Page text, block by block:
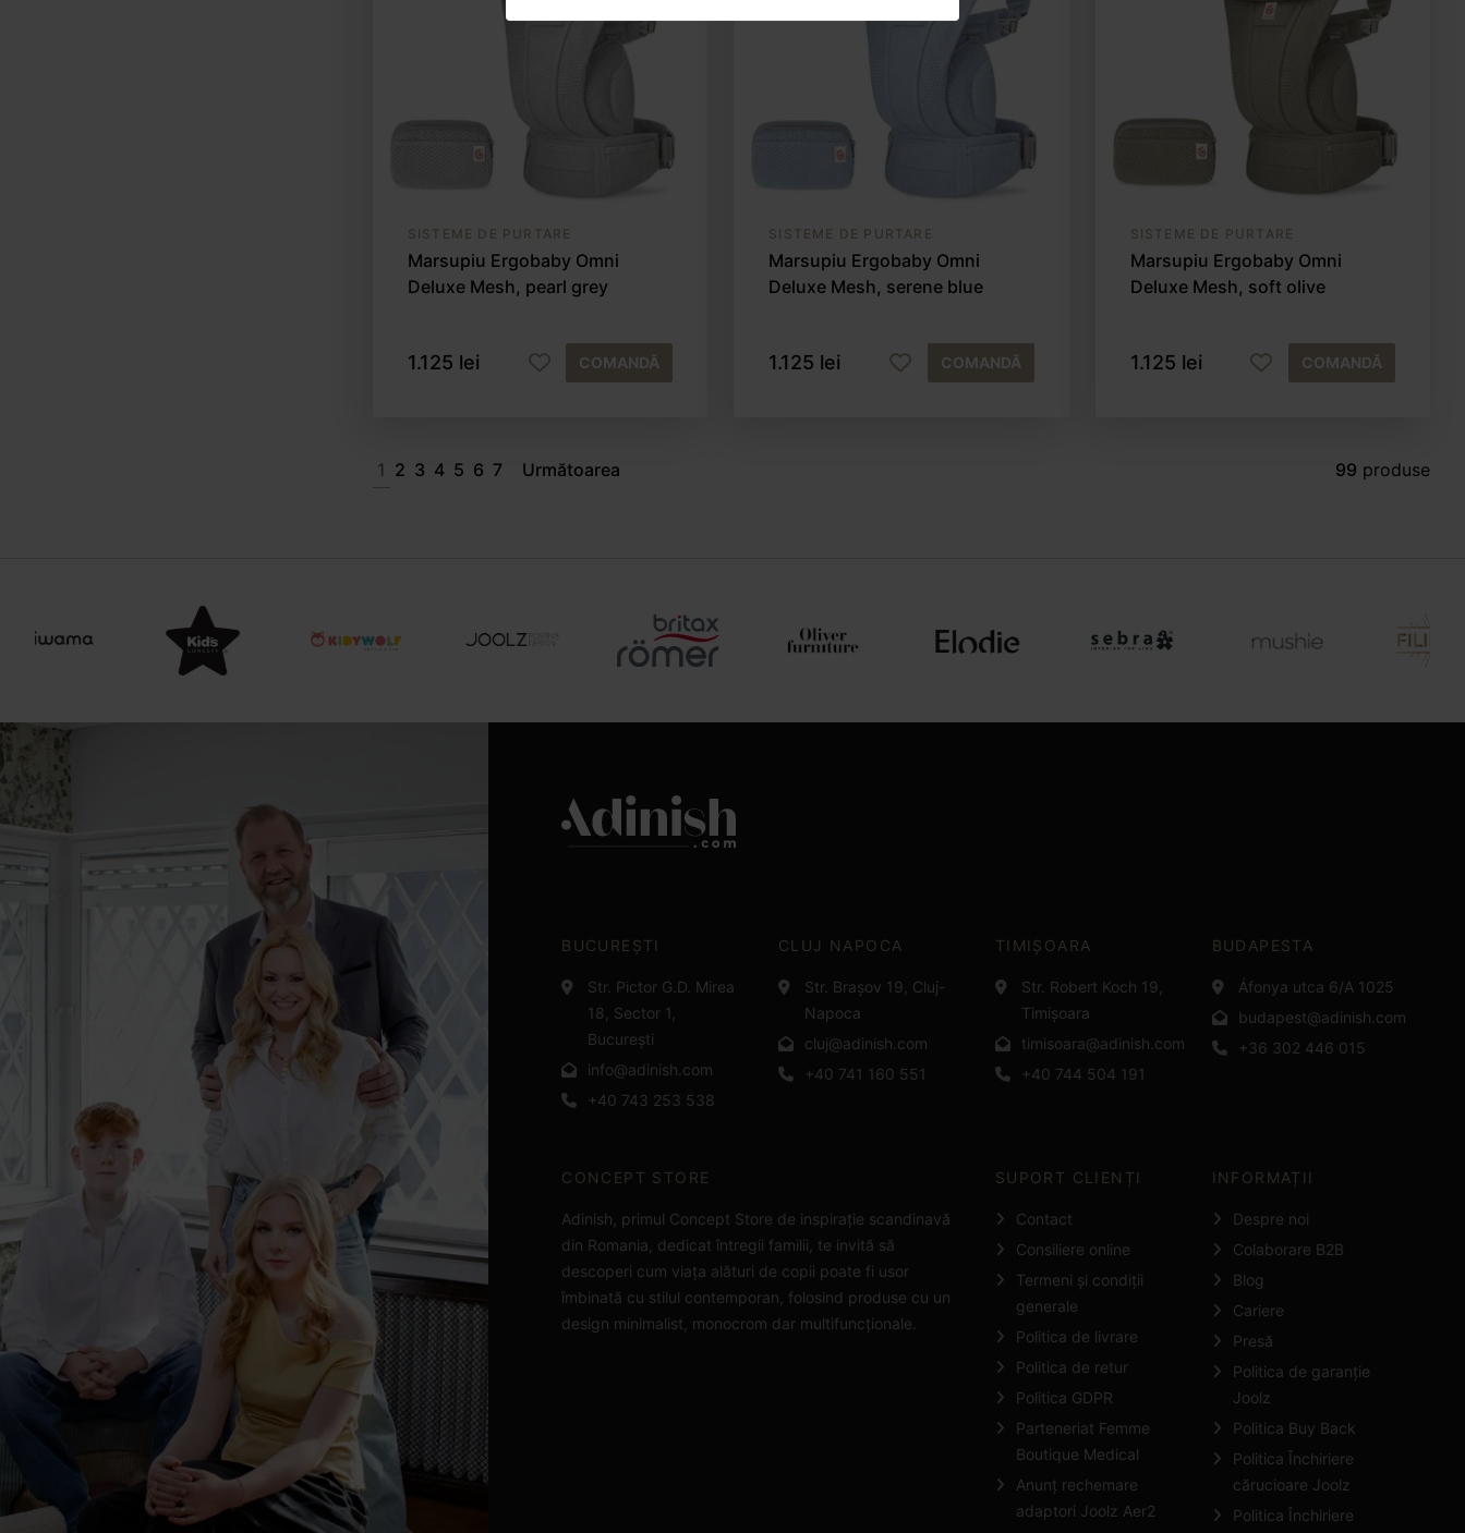
SISTEME DE PURTARE
Marsupiu Ergobaby Omni
Deluxe Mesh, pearl grey
1.125 lei COMANDĂ
SISTEME DE PURTARE
Marsupiu Ergobaby Omni
Deluxe Mesh, serene blue
1.125 lei COMANDĂ
SISTEME DE PURTARE
Marsupiu Ergobaby Omni
Deluxe Mesh, soft olive
1.125 lei COMANDĂ
1 2 3 4 5 6 7 Următoarea 99 produse
Item
BUCUREȘTI
Str. Pictor G.D. Mirea
18, Sector 1,
București
info@adinish.com
+40 743 253 538
CLUJ NAPOCA
Str. Brașov 19, Cluj-
Napoca
cluj@adinish.com
+40 741 160 551
TIMIȘOARA
Str. Robert Koch 19,
Timișoara
timisoara@adinish.com
+40 744 504 191
BUDAPESTA
Áfonya utca 6/A 1025
budapest@adinish.com
+36 302 446 015
CONCEPT STORE
Adinish, primul Concept Store de inspirație scandinavă
din Romania, dedicat întregii familii, te invită să
descoperi cum viața alături de copii poate fi usor
îmbinată cu stilul contemporan, folosind produse cu un
design minimalist, monocrom dar multifuncționale.
SUPORT CLIENȚI
Contact
Consiliere online
Termeni și condiții
generale
Politica de livrare
Politica de retur
Politica GDPR
Parteneriat Femme
Boutique Medical
Anunț rechemare
adaptori Joolz Aer2
INFORMAȚII
Despre noi
Colaborare B2B
Blog
Cariere
Presă
Politica de garanție
Joolz
Politica Buy Back
Politica Închiriere
cărucioare Joolz
Politica Închiriere